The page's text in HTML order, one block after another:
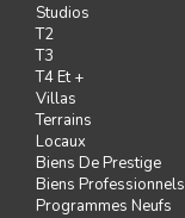
Studios
T2
T3
T4 Et +
Villas
Terrains
Locaux
Biens De Prestige
Biens Professionnels
Programmes Neufs